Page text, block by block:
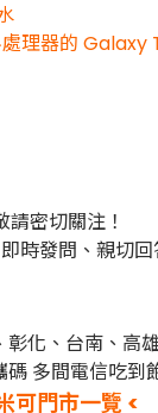
理器的 Galaxy
密切關注！
即時發問、親切
、台南、高
多間電信吃到
可門市一覽 <